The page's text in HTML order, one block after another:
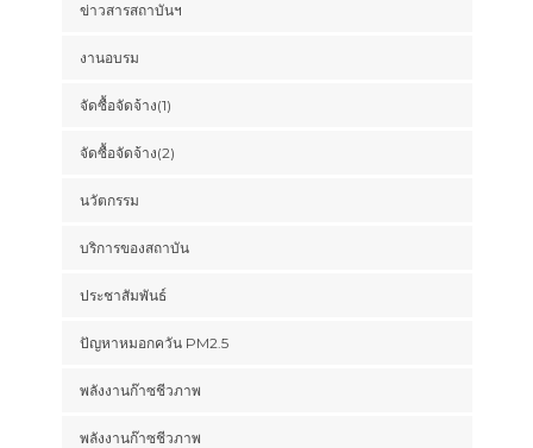
ข่าวสารสถาบันฯ
งานอบรม
จัดซื้อจัดจ้าง(1)
จัดซื้อจัดจ้าง(2)
นวัตกรรม
บริการของสถาบัน
ประชาสัมพันธ์
ปัญหาหมอกควัน PM2.5
พลังงานก๊าซชีวภาพ
พลังงานก๊าซชีวภาพ